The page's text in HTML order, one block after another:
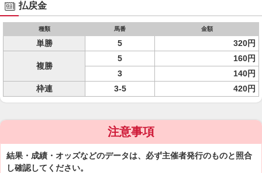
払戻金
種類 馬番 金額
単勝 5 320円
複勝
5
160円
3
140円
枠連
3-5 420円
注意事項
結果・成績・オッズなどのデータは、必ず主催者発行のものと照合
し確認してください。